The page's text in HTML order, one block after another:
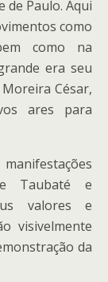
de Paulo. Aqui
como
como na
era seu
César,
ares para
Taubaté e
valores e
visivelmente
da